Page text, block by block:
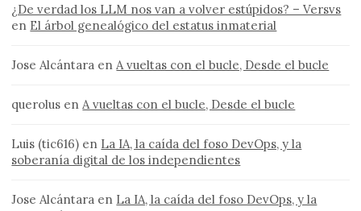
¿De verdad los LLM nos van a volver estúpidos? – Versvs
en El árbol genealógico del estatus inmaterial
Jose Alcántara enA vueltas con el bucle, Desde el bucle
querolus enA vueltas con el bucle, Desde el bucle
Luis (tic616) en La IA, la caída del foso DevOps, y la
soberanía digital de los independientes
Jose Alcántara en La IA, la caída del foso DevOps, y la